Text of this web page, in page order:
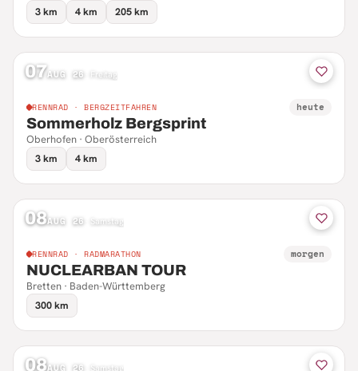
3 km
4 km 205 km
07AUG 26 Freitag
RENNRAD · BERGZEITFAHREN heute
Sommerholz Bergsprint
Oberhofen · Oberösterreich
3 km
4 km
08AUG 26 Samstag
RENNRAD · RADMARATHON morgen
NUCLEARBAN TOUR
Bretten · Baden-Württemberg
300 km
08AUG 26 Samstag